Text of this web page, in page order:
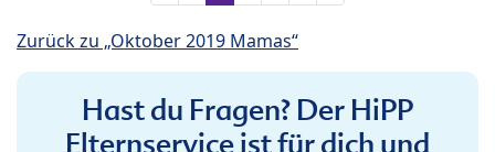
Zurück zu „Oktober 2019 Mamas“
Hast du Fragen? Der HiPP
Elternservice ist für dich und